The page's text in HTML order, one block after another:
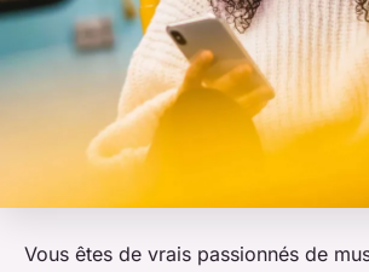
Vous êtes de vrais passionnés de